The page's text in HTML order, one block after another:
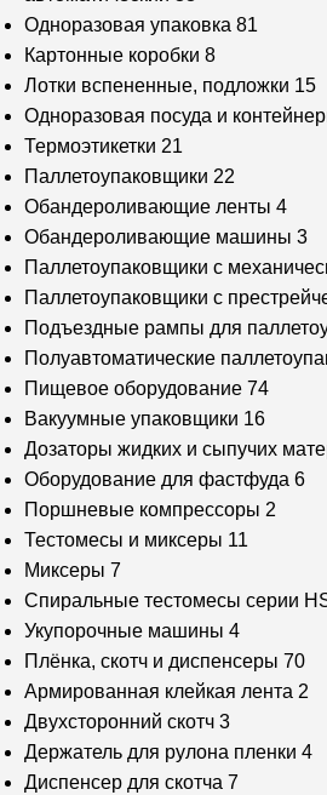
Одноразовая упаковка 81
Картонные коробки 8
Лотки вспененные, подложки 15
Одноразовая посуда и
Термоэтикетки 21
Паллетоупаковщики 22
Обандероливающие ленты 4
Обандероливающие машины 3
Паллетоупаковщики с
Паллетоупаковщики с
Подъездные рампы для
Полуавтоматические
Пищевое оборудование 74
Вакуумные упаковщики 16
Дозаторы жидких и сыпучих
Оборудование для фастфуда 6
Поршневые компрессоры 2
Тестомесы и миксеры 11
Миксеры 7
Спиральные тестомесы серии
Укупорочные машины 4
Плёнка, скотч и диспенсеры 70
Армированная клейкая лента 2
Двухсторонний скотч 3
Держатель для рулона пленки 4
Диспенсер для скотча 7